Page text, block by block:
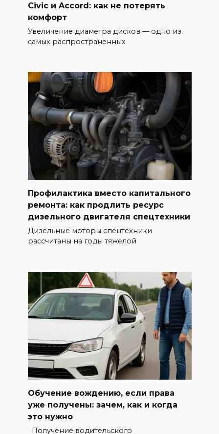
Civic и Accord: как не потерять
комфорт
Увеличение диаметра дисков — одно из
самых распространённых
Профилактика вместо капитального
ремонта: как продлить ресурс
дизельного двигателя спецтехники
Дизельные моторы спецтехники
рассчитаны на годы тяжелой
Обучение вождению, если права
уже получены: зачем, как и когда
это нужно
Получение водительского